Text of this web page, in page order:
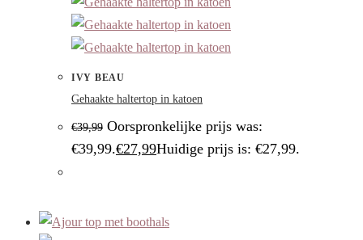
IVY BEAU
Gehaakte haltertop in katoen
€39,99 Oorspronkelijke prijs was:
€39,99.€27,99Huidige prijs is: €27,99.